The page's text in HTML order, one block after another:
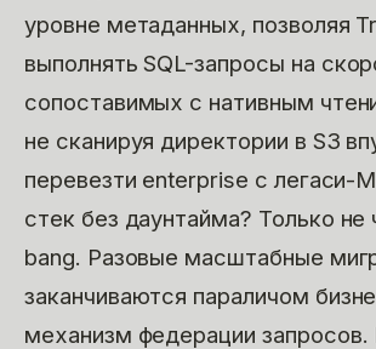
уровне метаданных, позволяя
выполнять SQL-запросы на
сопоставимых с нативным
не сканируя директории в S3
перевезти enterprise с легаси-
стек без даунтайма? Только не
bang. Разовые масштабные
заканчиваются параличом
механизм федерации запросов.